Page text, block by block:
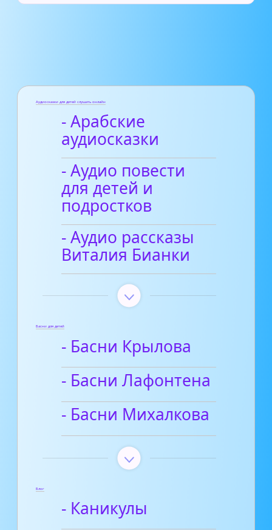
Аудиосказки для детей слушать онлайн
- Арабские
аудиосказки
- Аудио повести
для детей и
подростков
- Аудио рассказы
Виталия Бианки
Басни для детей
- Басни Крылова
- Басни Лафонтена
- Басни Михалкова
Блог
- Каникулы